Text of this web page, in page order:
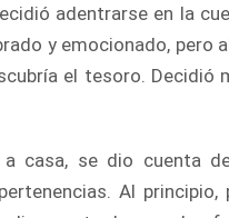
adentrarse en la
y emocionado, pero
el tesoro. Decidió
casa, se dio cuenta
Al